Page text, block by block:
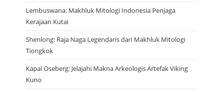
Lembuswana: Makhluk Mitologi Indonesia Penjaga
Kerajaan Kutai
Shenlong: Raja Naga Legendaris dari Makhluk Mitologi
Tiongkok
Kapal Oseberg: Jelajahi Makna Arkeologis Artefak Viking
Kuno